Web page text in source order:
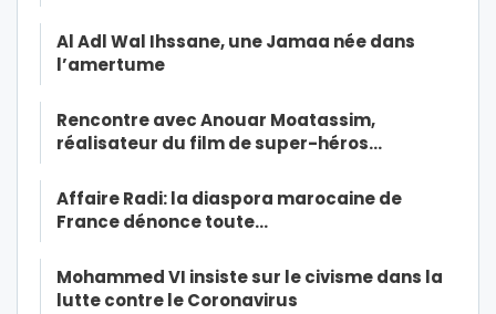
Al Adl Wal Ihssane, une Jamaa née dans
l’amertume
Rencontre avec Anouar Moatassim,
réalisateur du film de super-héros…
Affaire Radi: la diaspora marocaine de
France dénonce toute…
Mohammed VI insiste sur le civisme dans la
lutte contre le Coronavirus